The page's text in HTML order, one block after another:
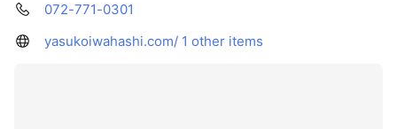
072-771-0301
yasukoiwahashi.com/ 1 other items